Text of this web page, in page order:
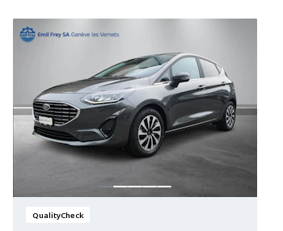
QualityCheck